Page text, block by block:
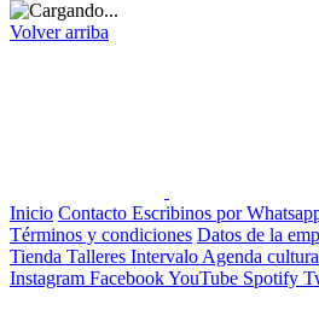
Volver arriba
Inicio Contacto Escribinos por
Términos y condiciones Datos de la
Tienda Talleres Intervalo Agenda
Instagram FacebookYouTube Spotify